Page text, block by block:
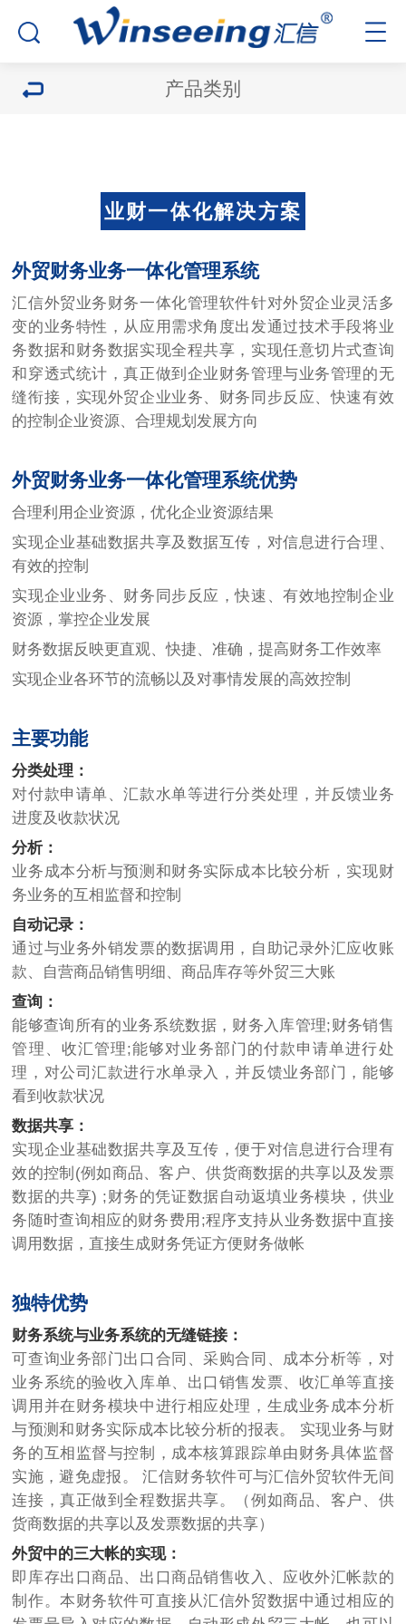
产品类别
业财一体化解决方案
外贸财务业务一体化管理系统
汇信外贸业务财务一体化管理软件针对外贸企业灵活多
变的业务特性，从应用需求角度出发通过技术手段将业
务数据和财务数据实现全程共享，实现任意切片式查询
和穿透式统计，真正做到企业财务管理与业务管理的无
缝衔接，实现外贸企业业务、财务同步反应、快速有效
的控制企业资源、合理规划发展方向
外贸财务业务一体化管理系统优势
合理利用企业资源，优化企业资源结果
实现企业基础数据共享及数据互传，对信息进行合理、
有效的控制
实现企业业务、财务同步反应，快速、有效地控制企业
资源，掌控企业发展
财务数据反映更直观、快捷、准确，提高财务工作效率
实现企业各环节的流畅以及对事情发展的高效控制
主要功能
分类处理：
对付款申请单、汇款水单等进行分类处理，并反馈业务
进度及收款状况
分析：
业务成本分析与预测和财务实际成本比较分析，实现财
务业务的互相监督和控制
自动记录：
通过与业务外销发票的数据调用，自助记录外汇应收账
款、自营商品销售明细、商品库存等外贸三大账
查询：
能够查询所有的业务系统数据，财务入库管理;财务销售
管理、收汇管理;能够对业务部门的付款申请单进行处
理，对公司汇款进行水单录入，并反馈业务部门，能够
看到收款状况
数据共享：
实现企业基础数据共享及互传，便于对信息进行合理有
效的控制(例如商品、客户、供货商数据的共享以及发票
数据的共享) ;财务的凭证数据自动返填业务模块，供业
务随时查询相应的财务费用;程序支持从业务数据中直接
调用数据，直接生成财务凭证方便财务做帐
独特优势
财务系统与业务系统的无缝链接：
可查询业务部门出口合同、采购合同、成本分析等，对
业务系统的验收入库单、出口销售发票、收汇单等直接
调用并在财务模块中进行相应处理，生成业务成本分析
与预测和财务实际成本比较分析的报表。 实现业务与财
务的互相监督与控制，成本核算跟踪单由财务具体监督
实施，避免虚报。 汇信财务软件可与汇信外贸软件无间
连接，真正做到全程数据共享。（例如商品、客户、供
货商数据的共享以及发票数据的共享）
外贸中的三大帐的实现：
即库存出口商品、出口商品销售收入、应收外汇帐款的
制作。本财务软件可直接从汇信外贸数据中通过相应的